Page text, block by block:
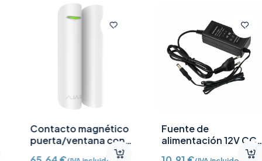
Contacto magnético
puerta/ventana con
Fuente de
alimentación 12V CC